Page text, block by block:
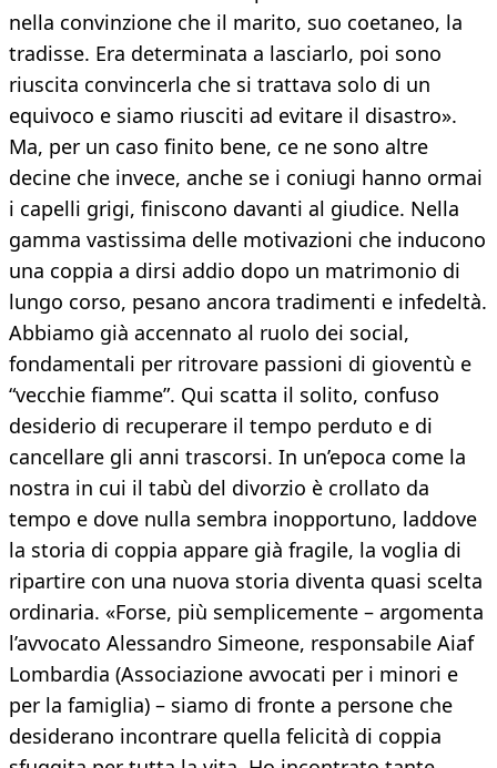
nella convinzione che il marito, suo coetaneo, la
tradisse. Era determinata a lasciarlo, poi sono
riuscita convincerla che si trattava solo di un
equivoco e siamo riusciti ad evitare il disastro».
Ma, per un caso finito bene, ce ne sono altre
decine che invece, anche se i coniugi hanno ormai
i capelli grigi, finiscono davanti al giudice. Nella
gamma vastissima delle motivazioni che inducono
una coppia a dirsi addio dopo un matrimonio di
lungo corso, pesano ancora tradimenti e infedeltà.
Abbiamo già accennato al ruolo dei social,
fondamentali per ritrovare passioni di gioventù e
“vecchie fiamme”. Qui scatta il solito, confuso
desiderio di recuperare il tempo perduto e di
cancellare gli anni trascorsi. In un’epoca come la
nostra in cui il tabù del divorzio è crollato da
tempo e dove nulla sembra inopportuno, laddove
la storia di coppia appare già fragile, la voglia di
ripartire con una nuova storia diventa quasi scelta
ordinaria. «Forse, più semplicemente – argomenta
l’avvocato Alessandro Simeone, responsabile Aiaf
Lombardia (Associazione avvocati per i minori e
per la famiglia) – siamo di fronte a persone che
desiderano incontrare quella felicità di coppia